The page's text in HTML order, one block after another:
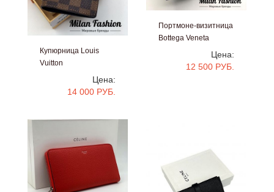
Купюрница Louis
Vuitton
Цена:
14 000 РУБ.
Портмоне-визитница
Bottega Veneta
Цена:
12 500 РУБ.